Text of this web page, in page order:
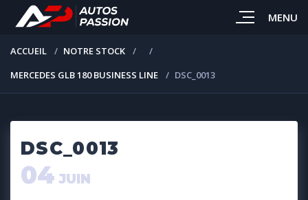
MENU
ACCUEIL
NOTRE STOCK
MERCEDES GLB 180 BUSINESS LINE
DSC_0013
DSC_0013
04 JUIN